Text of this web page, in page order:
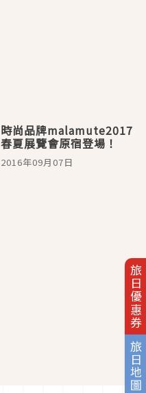
旅日優惠券
旅日地圖
時尚品牌malamute2017
春夏展覽會原宿登場！
2016年09月07日